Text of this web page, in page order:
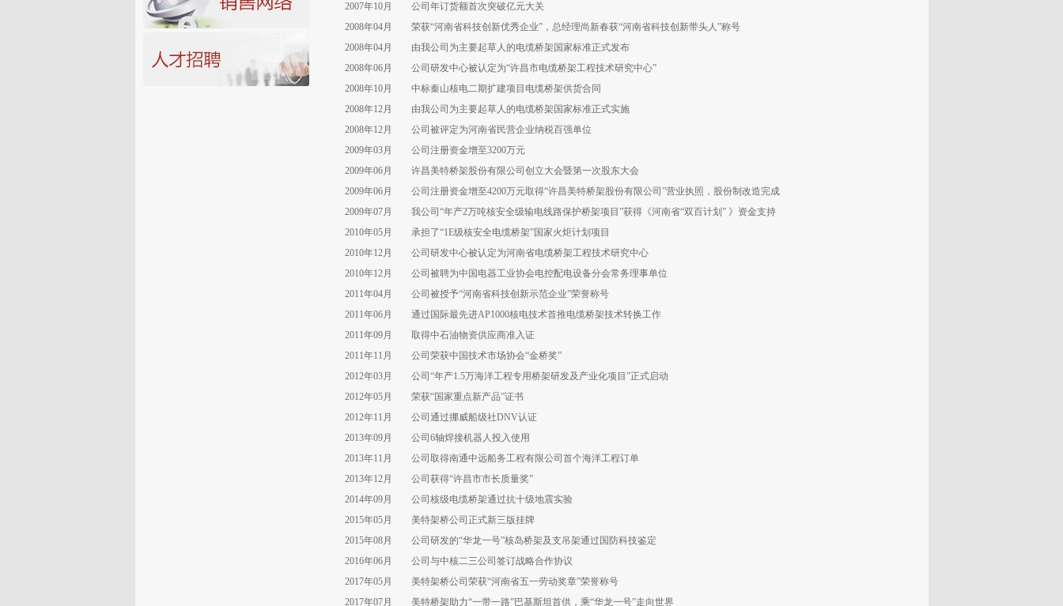
2007年10月 公司年订货额首次突破亿元大关
2008年04月 荣获“河南省科技创新优秀企业”，总经理尚新春获“河南省科技创新带头人”称号
2008年04月 由我公司为主要起草人的电缆桥架国家标准正式发布
2008年06月 公司研发中心被认定为“许昌市电缆桥架工程技术研究中心”
2008年10月 中标秦山核电二期扩建项目电缆桥架供货合同
2008年12月 由我公司为主要起草人的电缆桥架国家标准正式实施
2008年12月 公司被评定为河南省民营企业纳税百强单位
2009年03月 公司注册资金增至3200万元
2009年06月 许昌美特桥架股份有限公司创立大会暨第一次股东大会
2009年06月 公司注册资金增至4200万元取得“许昌美特桥架股份有限公司”营业执照，股份制改造完成
2009年07月 我公司“年产2万吨核安全级输电线路保护桥架项目”获得《河南省“双百计划” 》资金支持
2010年05月 承担了“1E级核安全电缆桥架”国家火炬计划项目
2010年12月 公司研发中心被认定为河南省电缆桥架工程技术研究中心
2010年12月 公司被聘为中国电器工业协会电控配电设备分会常务理事单位
2011年04月 公司被授予“河南省科技创新示范企业”荣誉称号
2011年06月 通过国际最先进AP1000核电技术首推电缆桥架技术转换工作
2011年09月 取得中石油物资供应商准入证
2011年11月 公司荣获中国技术市场协会“金桥奖”
2012年03月 公司“年产1.5万海洋工程专用桥架研发及产业化项目”正式启动
2012年05月
荣获“国家重点新产品”证书
2012年11月 公司通过挪威船级社DNV认证
2013年09月 公司6轴焊接机器人投入使用
2013年11月 公司取得南通中远船务工程有限公司首个海洋工程订单
2013年12月
公司获得“许昌市市长质量奖”
2014年09月
公司核级电缆桥架通过抗十级地震实验
2015年05月
美特架桥公司正式新三版挂牌
2015年08月
公司研发的“华龙一号”核岛桥架及支吊架通过国防科技鉴定
2016年06月
公司与中核二三公司签订战略合作协议
2017年05月
美特架桥公司荣获“河南省五一劳动奖章”荣誉称号
2017年07月 美特桥架助力“一带一路”巴基斯坦首供，乘“华龙一号”走向世界